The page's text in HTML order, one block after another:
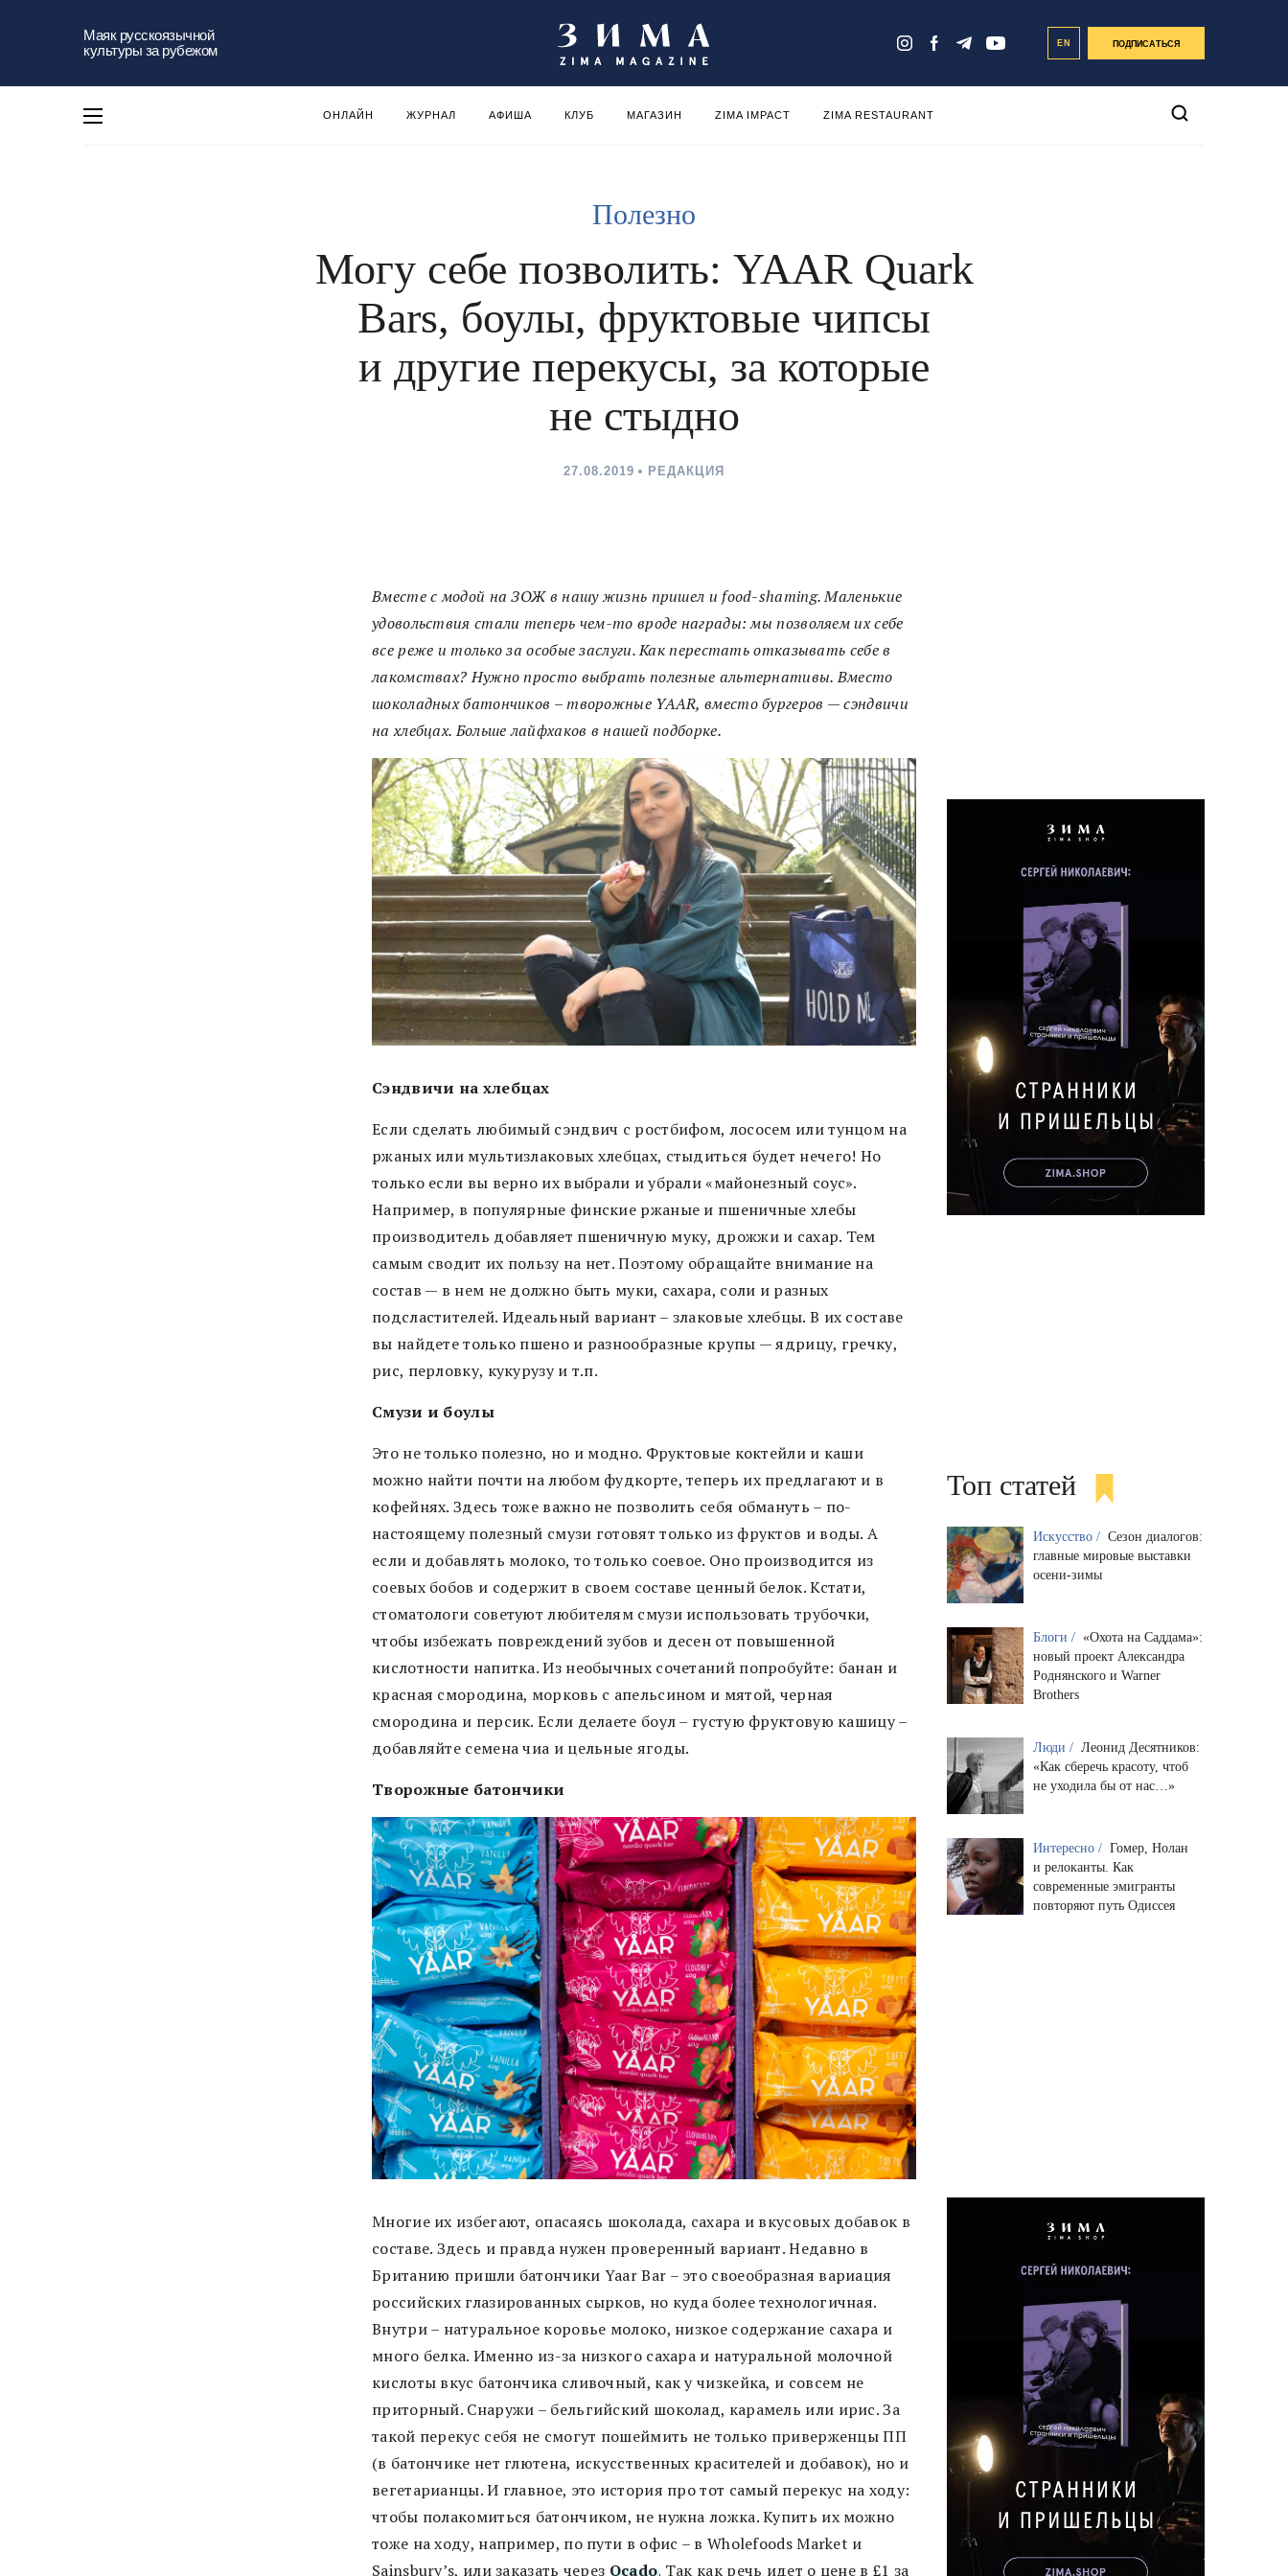
Маяк русскоязычной
культуры за рубежом
EN ПОДПИСАТЬСЯ
ОНЛАЙН ЖУРНАЛ АФИША КЛУБ МАГАЗИН ZIMA IMPACT ZIMA RESTAURANT
Полезно
Могу себе позволить: YAAR Quark
Bars, боулы, фруктовые чипсы
и другие перекусы, за которые
не стыдно
27.08.2019 РЕДАКЦИЯ
Вместе с модой на ЗОЖ в нашу жизнь пришел и food-shaming. Маленькие
удовольствия стали теперь чем-то вроде награды: мы позволяем их себе
все реже и только за особые заслуги. Как перестать отказывать себе в
лакомствах? Нужно просто выбрать полезные альтернативы. Вместо
шоколадных батончиков – творожные YAAR, вместо бургеров — сэндвичи
на хлебцах. Больше лайфхаков в нашей подборке.
Сэндвичи на хлебцах
Если сделать любимый сэндвич с ростбифом, лососем или тунцом на
ржаных или мультизлаковых хлебцах, стыдиться будет нечего! Но
только если вы верно их выбрали и убрали «майонезный соус».
Например, в популярные финские ржаные и пшеничные хлебы
производитель добавляет пшеничную муку, дрожжи и сахар. Тем
самым сводит их пользу на нет. Поэтому обращайте внимание на
состав — в нем не должно быть муки, сахара, соли и разных
подсластителей. Идеальный вариант – злаковые хлебцы. В их составе
вы найдете только пшено и разнообразные крупы — ядрицу, гречку,
рис, перловку, кукурузу и т.п.
Смузи и боулы
Это не только полезно, но и модно. Фруктовые коктейли и каши
можно найти почти на любом фудкорте, теперь их предлагают и в
кофейнях. Здесь тоже важно не позволить себя обмануть – по-
настоящему полезный смузи готовят только из фруктов и воды. А
если и добавлять молоко, то только соевое. Оно производится из
соевых бобов и содержит в своем составе ценный белок. Кстати,
стоматологи советуют любителям смузи использовать трубочки,
чтобы избежать повреждений зубов и десен от повышенной
кислотности напитка. Из необычных сочетаний попробуйте: банан и
красная смородина, морковь с апельсином и мятой, черная
смородина и персик. Если делаете боул – густую фруктовую кашицу –
добавляйте семена чиа и цельные ягоды.
Творожные батончики
Многие их избегают, опасаясь шоколада, сахара и вкусовых добавок в
составе. Здесь и правда нужен проверенный вариант. Недавно в
Британию пришли батончики Yaar Bar – это своеобразная вариация
российских глазированных сырков, но куда более технологичная.
Внутри – натуральное коровье молоко, низкое содержание сахара и
много белка. Именно из-за низкого сахара и натуральной молочной
кислоты вкус батончика сливочный, как у чизкейка, и совсем не
приторный. Снаружи – бельгийский шоколад, карамель или ирис. За
такой перекус себя не смогут пошеймить не только приверженцы ПП
(в батончике нет глютена, искусственных красителей и добавок), но и
вегетарианцы. И главное, это история про тот самый перекус на ходу:
чтобы полакомиться батончиком, не нужна ложка. Купить их можно
тоже на ходу, например, по пути в офис – в Wholefoods Market и
Sainsbury’s, или заказать через Ocado. Так как речь идет о цене в £1 за
Топ статей
Искусство / Сезон диалогов:
главные мировые выставки
осени-зимы
Блоги / «Охота на Саддама»:
новый проект Александра
Роднянского и Warner
Brothers
Люди / Леонид Десятников:
«Как сберечь красоту, чтоб
не уходила бы от нас…»
Интересно / Гомер, Нолан
и релоканты. Как
современные эмигранты
повторяют путь Одиссея